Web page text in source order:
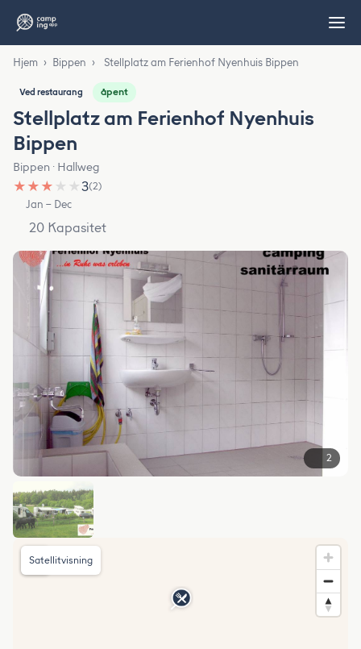
Hjem › Bippen › Stellplatz am Ferienhof Nyenhuis Bippen
Ved restaurang åpent
Stellplatz am Ferienhof Nyenhuis
Bippen
Bippen · Hallweg
★ ★ ★ ★ ★3(2)
Jan – Dec
20 Kapasitet
2
Satellitvisning